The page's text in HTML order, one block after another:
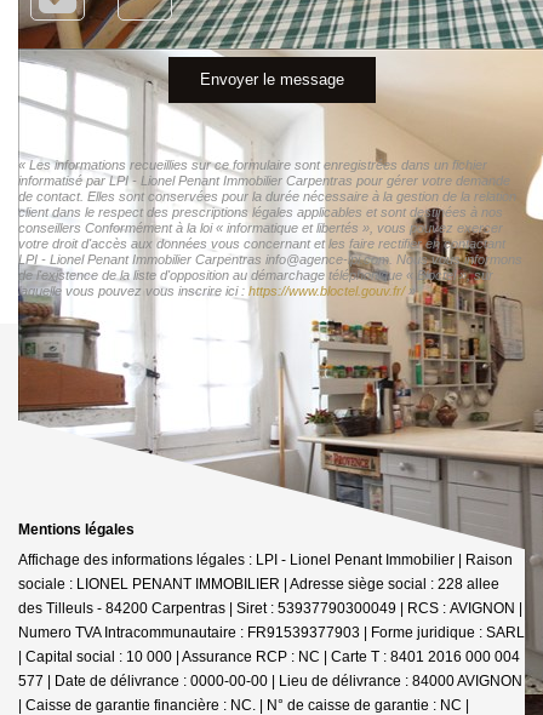
Envoyer le message
« Les informations recueillies sur ce formulaire sont enregistrées dans un fichier
informatisé par LPI - Lionel Penant Immobilier Carpentras pour gérer votre demande
de contact. Elles sont conservées pour la durée nécessaire à la gestion de la relation
client dans le respect des prescriptions légales applicables et sont destinées à nos
conseillers Conformément à la loi « informatique et libertés », vous pouvez exercer
votre droit d'accès aux données vous concernant et les faire rectifier en contactant
LPI - Lionel Penant Immobilier Carpentras info@agence-lpi.com. Nous vous informons
de l'existence de la liste d'opposition au démarchage téléphonique « Bloctel », sur
laquelle vous pouvez vous inscrire ici : https://www.bloctel.gouv.fr/»
Mentions légales
Affichage des informations légales : LPI - Lionel Penant Immobilier | Raison
sociale : LIONEL PENANT IMMOBILIER | Adresse siège social : 228 allee
des Tilleuls - 84200 Carpentras | Siret : 53937790300049 | RCS : AVIGNON |
Numero TVA Intracommunautaire : FR91539377903 | Forme juridique : SARL
| Capital social : 10 000 | Assurance RCP : NC | Carte T : 8401 2016 000 004
577 | Date de délivrance : 0000-00-00 | Lieu de délivrance : 84000 AVIGNON
| Caisse de garantie financière : NC. | N° de caisse de garantie : NC |